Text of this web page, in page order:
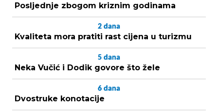
Posljednje zbogom kriznim godinama
2 dana
Kvaliteta mora pratiti rast cijena u turizmu
5 dana
Neka Vučić i Dodik govore što žele
6 dana
Dvostruke konotacije